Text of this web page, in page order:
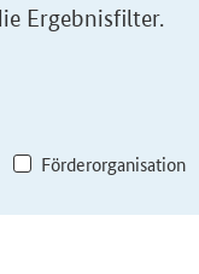
Ergebnisfilter.
Förderorganisation